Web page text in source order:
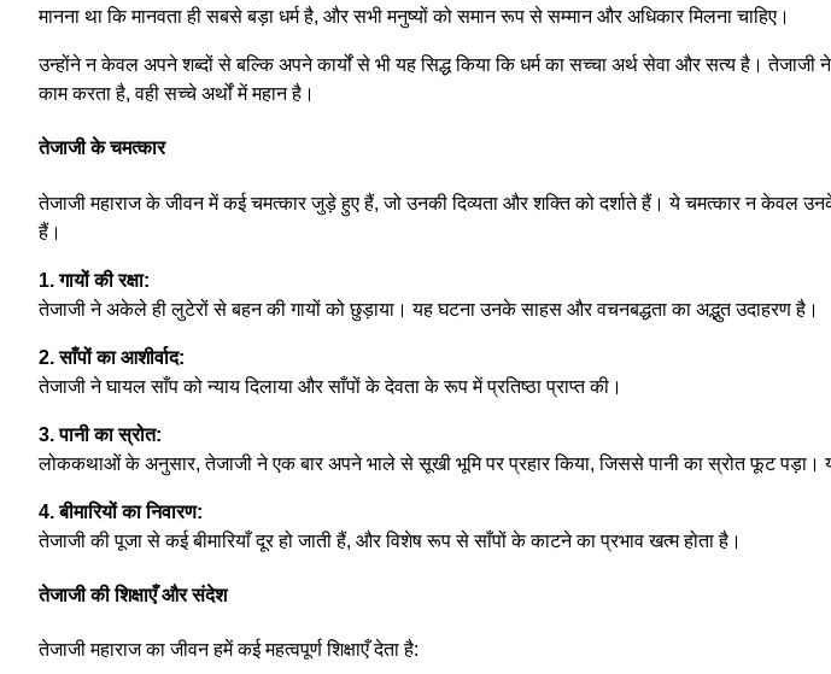
मानना था कि मानवता ही सबसे बड़ा धर्म है, और सभी मनुष्यों को समान रूप से सम्मान और अधिकार मिलना चाहिए।
उन्होंने न केवल अपने शब्दों से बल्कि अपने कार्यों से भी यह सिद्ध किया कि धर्म का सच्चा अर्थ सेवा और सत्य है। तेजाजी
काम करता है, वही सच्चे अर्थों में महान है।
तेजाजी के चमत्कार
तेजाजी महाराज के जीवन में कई चमत्कार जुड़े हुए हैं, जो उनकी दिव्यता और शक्ति को दर्शाते हैं। ये चमत्कार न केवल
हैं।
1. गायों की रक्षा:
तेजाजी ने अकेले ही लुटेरों से बहन की गायों को छुड़ाया। यह घटना उनके साहस और वचनबद्धता का अद्भुत उदाहरण है।
2. साँपों का आशीर्वाद:
तेजाजी ने घायल साँप को न्याय दिलाया और साँपों के देवता के रूप में प्रतिष्ठा प्राप्त की।
3. पानी का स्रोत:
लोककथाओं के अनुसार, तेजाजी ने एक बार अपने भाले से सूखी भूमि पर प्रहार किया, जिससे पानी का स्रोत फूट पड़ा।
4. बीमारियों का निवारण:
तेजाजी की पूजा से कई बीमारियाँ दूर हो जाती हैं, और विशेष रूप से साँपों के काटने का प्रभाव खत्म होता है।
तेजाजी की शिक्षाएँ और संदेश
तेजाजी महाराज का जीवन हमें कई महत्वपूर्ण शिक्षाएँ देता है: